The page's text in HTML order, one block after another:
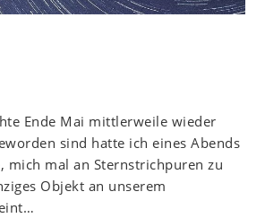
Ende Mai mittlerweile wieder
sind hatte ich eines Abends
mich mal an Sternstrichpuren zu
Objekt an unserem